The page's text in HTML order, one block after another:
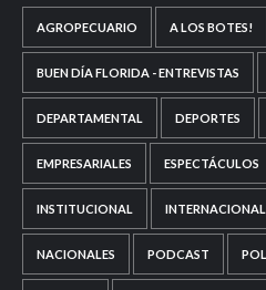
AGROPECUARIO A LOS BOTES!
BUEN DÍA FLORIDA - ENTREVISTAS
DEPARTAMENTAL DEPORTES
EMPRESARIALES ESPECTÁCULOS
INSTITUCIONAL
NACIONALES PODCAST